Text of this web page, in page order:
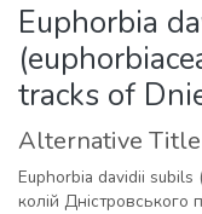
Statistics
Euphorbia
tracks of
Alternative Title
Euphorbia davidii subils
колій Дністровського